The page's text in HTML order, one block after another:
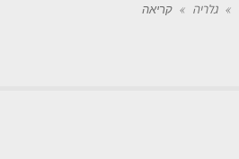
» גלריה » קריאה